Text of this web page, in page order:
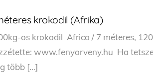
krokodil (Afrika)
os krokodil Africa / 7 méteres,
www.fenyorveny.hu Ha
több […]